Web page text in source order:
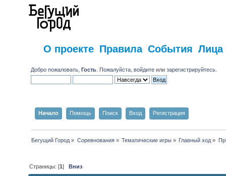
О проекте Правила События Лица
Добро пожаловать,Гость . Пожалуйста,войдите илизарегистрируйтесь
Начало Помощь Поиск Вход Регистрация
Бегущий Город » Соревнования» Тематические игры » Главный ход »
Страницы: [1]Вниз